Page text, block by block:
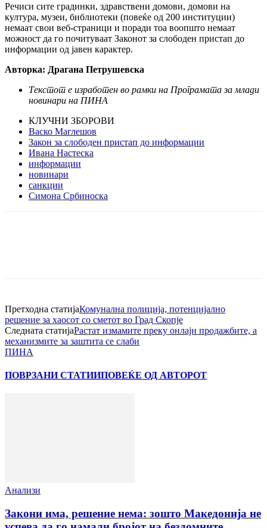
Речиси сите градинки, здравствени домови, домови на
култура, музеи, библиотеки (повеќе од 200 институции)
немаат свои веб-страници и поради тоа воопшто немаат
можност да го почитуваат Законот за слободен пристап до
информации од јавен карактер.
Авторка: Драгана Петрушевска
Текстот е изработен во рамки на Програмата за млади
новинари на ПИНА
КЛУЧНИ ЗБОРОВИ
Васко Маглешов
Закон за слободен пристап до информации
Ивана Настеска
информации
новинари
санкции
Симона Србиноска
Претходна статијаКомунална полиција, потенцијално
решение за хаосот со сметот во Град Скопје
Следната статијаРастат измамите преку онлајн продажбите, а
механизмите за заштита се слаби
ПИНА
ПОВРЗАНИ СТАТИИПОВЕЌЕ ОД АВТОРОТ
Анализи
Закони има, решение нема: зошто Македонија не